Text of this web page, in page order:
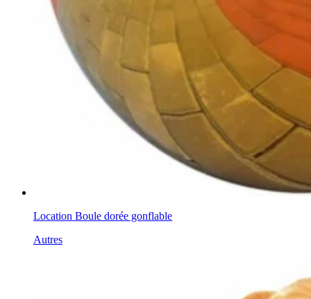
Location Boule dorée gonflable
Autres